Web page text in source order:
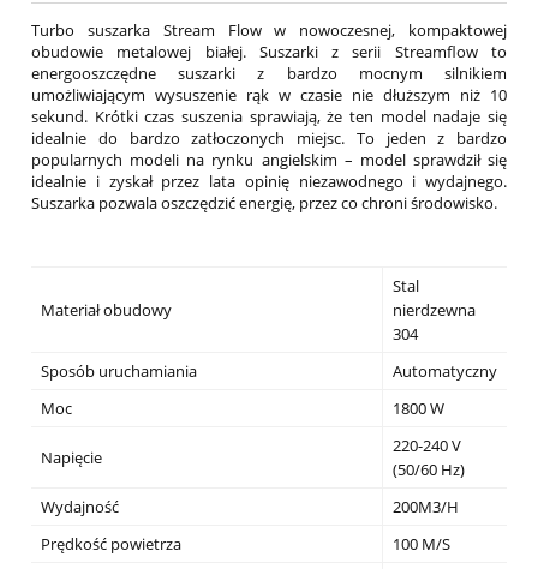
Turbo suszarka Stream Flow w nowoczesnej, kompaktowej
obudowie metalowej białej. Suszarki z serii Streamflow to
energooszczędne suszarki z bardzo mocnym silnikiem
umożliwiającym wysuszenie rąk w czasie nie dłuższym niż 10
sekund. Krótki czas suszenia sprawiają, że ten model nadaje się
idealnie do bardzo zatłoczonych miejsc. To jeden z bardzo
popularnych modeli na rynku angielskim – model sprawdził się
idealnie i zyskał przez lata opinię niezawodnego i wydajnego.
Suszarka pozwala oszczędzić energię, przez co chroni środowisko.
Materiał obudowy
Stal
nierdzewna
304
Sposób uruchamiania
Automatyczny
Moc
1800 W
Napięcie
220-240 V
(50/60 Hz)
Wydajność
200M3/H
Prędkość powietrza
100 M/S